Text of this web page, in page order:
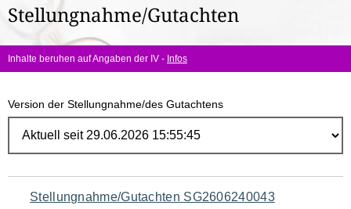
hier:
Stellungnahme/Gutachten
Inhalte beruhen auf Angaben der IV - Infos
Version der Stellungnahme/des Gutachtens
Navigation
Stellungnahme/Gutachten SG2606240043